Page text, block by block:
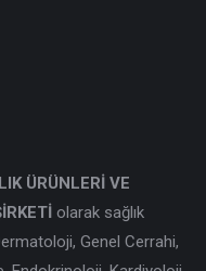
ÜRÜNLERİ VE
olarak sağlık
Genel Cerrahi,